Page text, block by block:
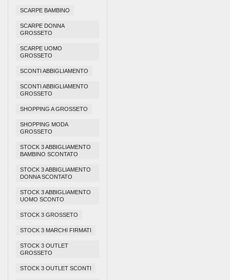
SCARPE BAMBINO
SCARPE DONNA
GROSSETO
SCARPE UOMO
GROSSETO
SCONTI ABBIGLIAMENTO
SCONTI ABBIGLIAMENTO
GROSSETO
SHOPPING A GROSSETO
SHOPPING MODA
GROSSETO
STOCK 3 ABBIGLIAMENTO
BAMBINO SCONTATO
STOCK 3 ABBIGLIAMENTO
DONNA SCONTATO
STOCK 3 ABBIGLIAMENTO
UOMO SCONTO
STOCK 3 GROSSETO
STOCK 3 MARCHI FIRMATI
STOCK 3 OUTLET
GROSSETO
STOCK 3 OUTLET SCONTI